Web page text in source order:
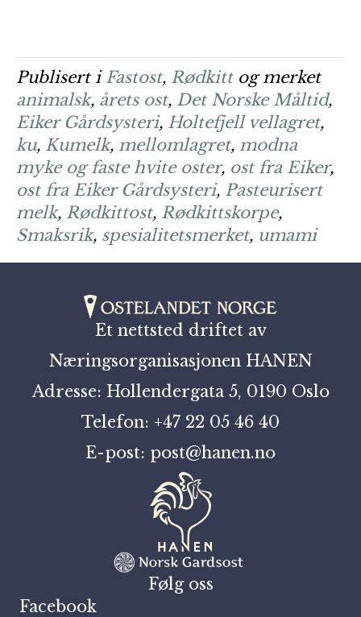
Publisert i Fastost, Rødkittog merket
animalsk, årets ost, Det Norske Måltid,
Eiker Gårdsysteri, Holtefjell vellagret,
ku, Kumelk, mellomlagret, modna
myke og faste hvite oster, ost fra Eiker,
ost fra Eiker Gårdsysteri, Pasteurisert
melk, Rødkittost, Rødkittskorpe,
Smaksrik, spesialitetsmerket, umami
Et nettsted driftet av
Næringsorganisasjonen HANEN
Adresse: Hollendergata 5, 0190 Oslo
Telefon: +47 22 05 46 40
E-post: post@hanen.no
Følg oss
Facebook